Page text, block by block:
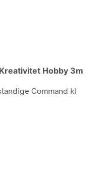
Kreativitet Hobby 3m
Command kl